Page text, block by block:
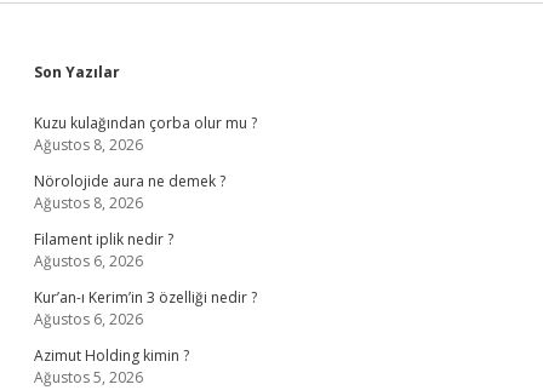
Sidebar
Son Yazılar
Kuzu kulağından çorba olur mu ?
Ağustos 8, 2026
Nörolojide aura ne demek ?
Ağustos 8, 2026
Filament iplik nedir ?
Ağustos 6, 2026
Kur’an-ı Kerim’in 3 özelliği nedir ?
Ağustos 6, 2026
Azimut Holding kimin ?
Ağustos 5, 2026